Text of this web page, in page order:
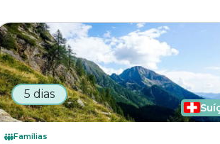
5 dias
Famílias